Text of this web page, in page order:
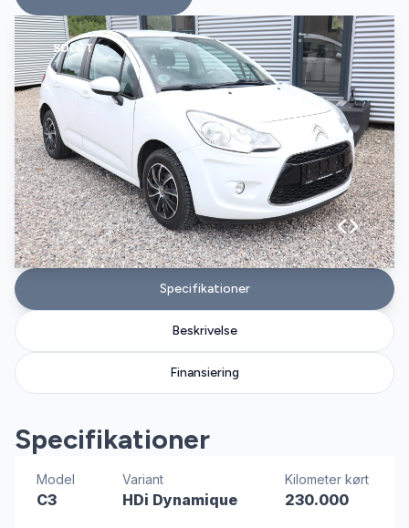
SOLGT
Specifikationer
Beskrivelse
Finansiering
Specifikationer
Model
C3
Variant
HDi Dynamique
Kilometer kørt
230.000